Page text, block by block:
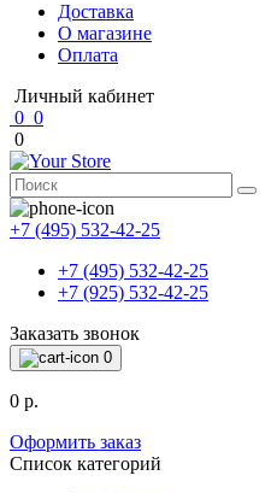
Доставка
О магазине
Оплата
Личный кабинет
0 0
0
+7 (495) 532-42-25
+7 (495) 532-42-25
+7 (925) 532-42-25
Заказать звонок
0
0 р.
Оформить заказ
Список категорий